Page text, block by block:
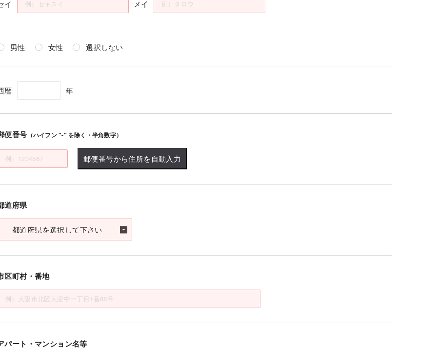
イ メイ
男性 女性 選択しない
暦 年
便番号 （ハイフン "-" を除く・半角数字）
郵便番号から住所を自動入力
道府県
区町村・番地
パート・マンション名等